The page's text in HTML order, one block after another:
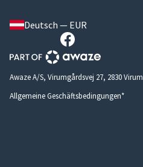
Deutsch — EUR
Awaze A/S, Virumgårdsvej 27, 2830
Allgemeine Geschäftsbedingungen*